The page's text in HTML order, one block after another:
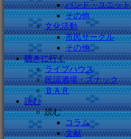
バンド・ユニット
その他
文化活動
市民サークル
その他
聴きに行く
ライブハウス
民謡酒場・スナック
ＢＡＲ
読む
読む
コラム
文献